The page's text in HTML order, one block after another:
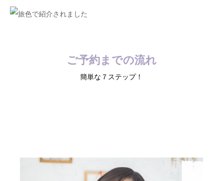
ご予約までの流れ
簡単な７ステップ！